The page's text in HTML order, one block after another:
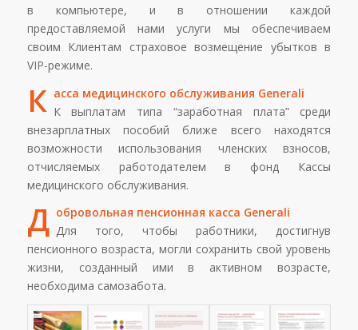
в компьютере, и в отношении каждой
предоставляемой нами услуги мы обеспечиваем
своим Клиентам страховое возмещение убытков в
VIP-режиме.
К асса медицинского обслуживания Generali
К выплатам типа “заработная плата” среди
внезарплатных пособий ближе всего находятся
возможности использования членских взносов,
отчисляемых работодателем в фонд Кассы
медицинского обслуживания.
Д обровольная пенсионная касса Generali
Для того, чтобы работники, достигнув
пенсионного возраста, могли сохранить свой уровень
жизни, созданный ими в активном возрасте,
необходима самозабота.